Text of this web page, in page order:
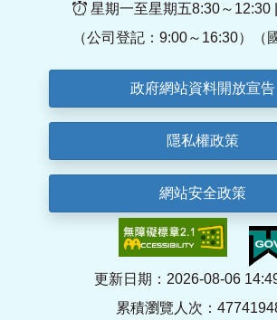
星期一至星期五8:30～12:30
（公司登記：9:00～16:30）（
政府網站資料開放宣告
隱私權政策
網站安全政策
更新日期：2026-08-06
累積瀏覽人次：